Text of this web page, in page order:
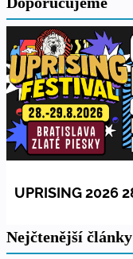
Nejčtenější články